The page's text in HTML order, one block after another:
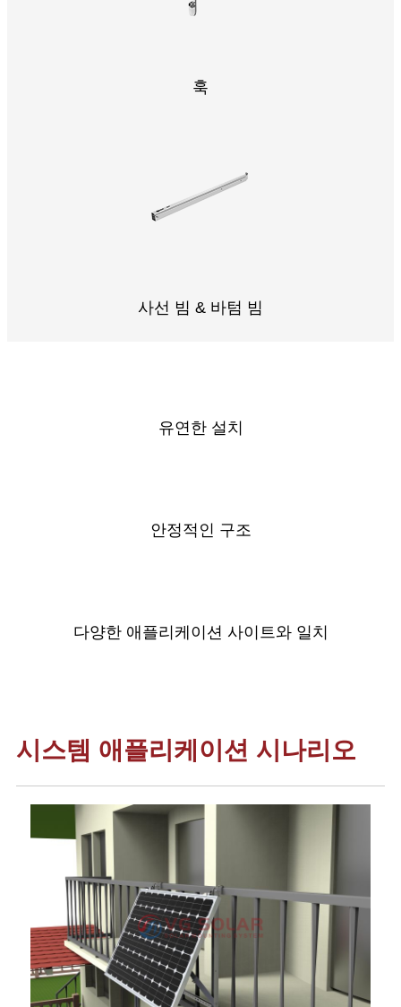
훅
사선 빔 & 바텀 빔
유연한 설치
안정적인 구조
다양한 애플리케이션 사이트와 일치
시스템 애플리케이션 시나리오